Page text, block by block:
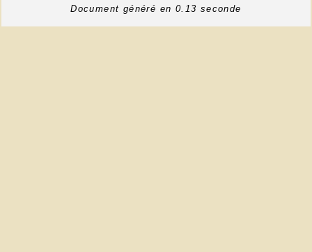
Document généré en 0.13 seconde